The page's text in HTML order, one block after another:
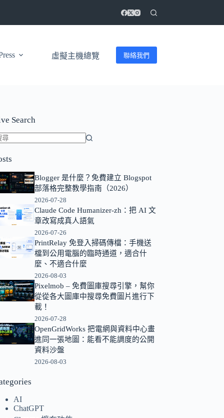
虛擬主機總覽 聯絡我們
Search
Blogger 是什麼？免費建立 Blogspot
部落格完整教學指南（2026）
2026-07-28
Claude Code Humanizer-zh：把 AI 文
章改寫成真人語氣
2026-07-26
PrintRelay 免登入掃碼傳檔：手機送
檔到公用電腦的臨時通道，適合什
麼、不適合什麼
2026-08-03
Pixelmob – 免費圖庫搜尋引擎，幫你
從從各大圖庫中搜尋免費圖片進行下
載！
2026-07-28
OpenGridWorks 把電網與資料中心畫
進同一張地圖：能看不能調度的公開
資料沙盤
2026-08-03
AI
ChatGPT